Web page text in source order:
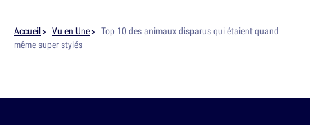
Accueil Vu en Une
Top 10 des animaux disparus qui étaient quand
même super stylés